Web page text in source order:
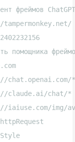
фреймов ChatGPT
*
claude.ai/chat/*
img/